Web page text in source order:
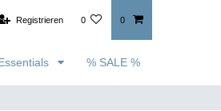
Registrieren 0 0
% SALE %